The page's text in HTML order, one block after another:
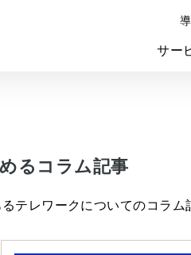
サー
るコラム記事
テレワークについてのコラム